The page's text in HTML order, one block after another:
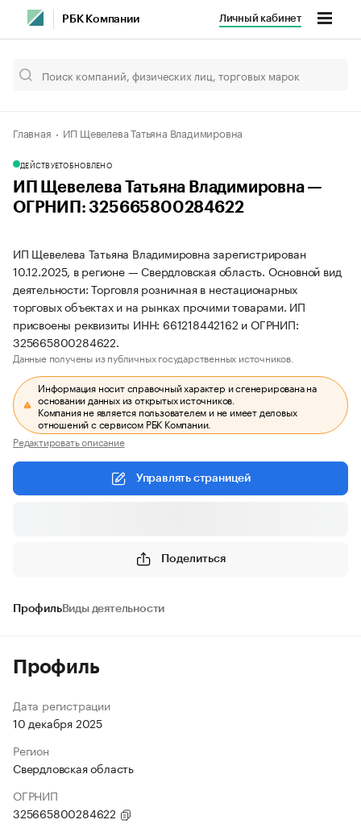
РБК Компании Личный кабинет
Главная ИП Щевелева Татьяна Владимировна
ДЕЙСТВУЕТОБНОВЛЕНО
ИП Щевелева Татьяна Владимировна —
ОГРНИП: 325665800284622
ИП Щевелева Татьяна Владимировна зарегистрирован
10.12.2025, в регионе — Свердловская область. Основной вид
деятельности: Торговля розничная в нестационарных
торговых объектах и на рынках прочими товарами. ИП
присвоены реквизиты ИНН: 661218442162 и ОГРНИП:
325665800284622.
Данные получены из публичных государственных источников.
Информация носит справочный характер и сгенерирована на
основании данных из открытых источников.
Компания не является пользователем и не имеет деловых
отношений с сервисом РБК Компании.
Редактировать описание
Управлять страницей
Поделиться
ПрофильВиды деятельности
Профиль
Дата регистрации
10 декабря 2025
Регион
Свердловская область
ОГРНИП
325665800284622